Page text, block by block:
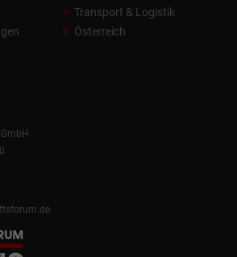
Transport & Logistik
Österreich